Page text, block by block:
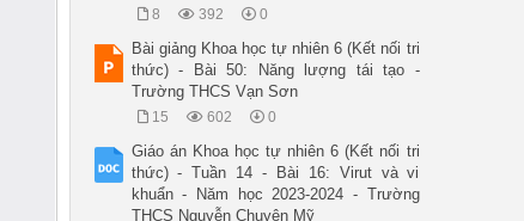
8 392 0
Bài giảng Khoa học tự nhiên 6 (Kết nối tri
thức) - Bài 50: Năng lượng tái tạo -
Trường THCS Vạn Sơn
15 602 0
Giáo án Khoa học tự nhiên 6 (Kết nối tri
thức) - Tuần 14 - Bài 16: Virut và vi
khuẩn - Năm học 2023-2024 - Trường
THCS Nguyễn Chuyên Mỹ